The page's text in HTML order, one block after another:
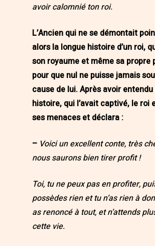
avoir calomnié ton roi.
L’Ancien qui ne se démontait
alors la longue histoire d’un roi,
son royaume et même sa propre
pour que nul ne puisse jamais
cause de lui. Après avoir
histoire, qui l’avait captivé, le roi
ses menaces et déclara :
– Voici un excellent conte, très
nous saurons bien tirer profit !
Toi, tu ne peux pas en profiter,
possèdes rien et tu n’as rien à
as renoncé à tout, et n’attends
cette vie.